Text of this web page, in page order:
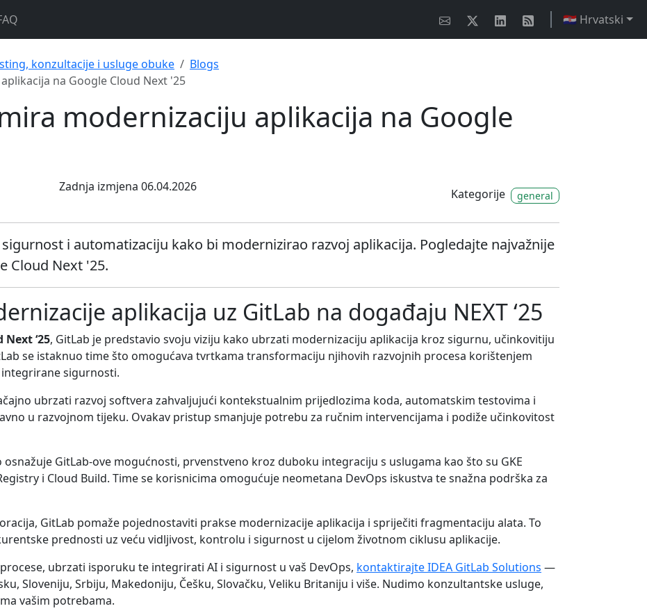
🇭🇷 Hrvatski
konzultacije i usluge obuke
Blogs
na Google Cloud Next '25
modernizaciju aplikacija na Google
Zadnja izmjena 06.04.2026
Kategorije general
i automatizaciju kako bi modernizirao razvoj aplikacija. Pogledajte najvažnije
Cloud Next '25.
aplikacija uz GitLab na događaju NEXT ‘25
Next ‘25, GitLab je predstavio svoju viziju kako ubrzati modernizaciju aplikacija kroz sigurnu, učinkovitiju
se istaknuo time što omogućava tvrtkama transformaciju njihovih razvojnih procesa korištenjem
sigurnosti.
ubrzati razvoj softvera zahvaljujući kontekstualnim prijedlozima koda, automatskim testovima i
u razvojnom tijeku. Ovakav pristup smanjuje potrebu za ručnim intervencijama i podiže učinkovitost
GitLab-ove mogućnosti, prvenstveno kroz duboku integraciju s uslugama kao što su GKE
i Cloud Build. Time se korisnicima omogućuje neometana DevOps iskustva te snažna podrška za
GitLab pomaže pojednostaviti prakse modernizacije aplikacija i spriječiti fragmentaciju alata. To
prednosti uz veću vidljivost, kontrolu i sigurnost u cijelom životnom ciklusu aplikacije.
ubrzati isporuku te integrirati AI i sigurnost u vaš DevOps, kontaktirajte IDEA GitLab Solutions —
Sloveniju, Srbiju, Makedoniju, Češku, Slovačku, Veliku Britaniju i više. Nudimo konzultantske usluge,
vašim potrebama.